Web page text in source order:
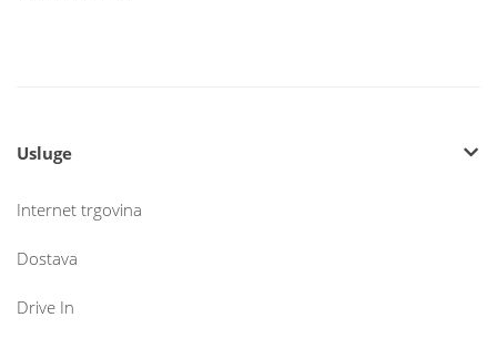
Usluge
Internet trgovina
Dostava
Drive In